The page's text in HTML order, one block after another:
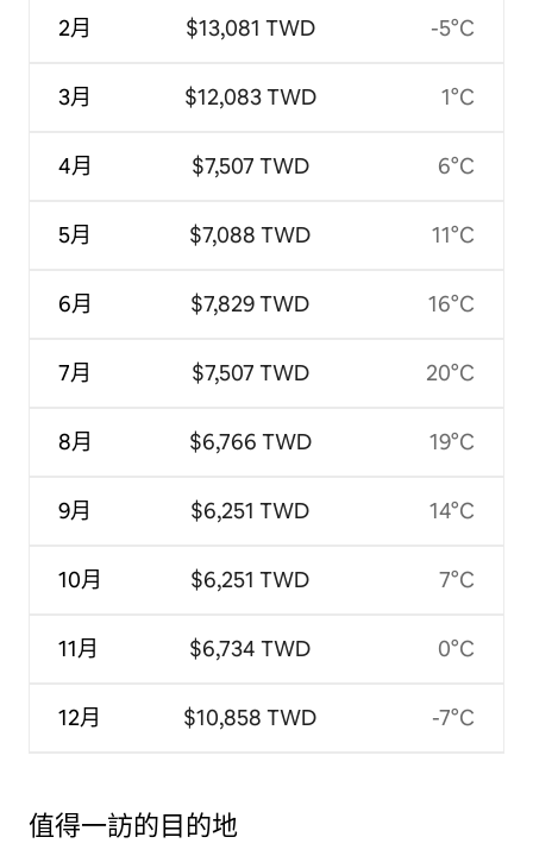
2月
3月
4月
5月
6月
7月
8月
9月
10月
11月
12月
$13,081 TWD
$12,083 TWD
$7,507 TWD
$7,088 TWD
$7,829 TWD
$7,507 TWD
$6,766 TWD
$6,251 TWD
$6,251 TWD
$6,734 TWD
$10,858 TWD
-5°C
1°C
6°C
11°C
16°C
20°C
19°C
14°C
7°C
0°C
-7°C
值得一訪的目的地